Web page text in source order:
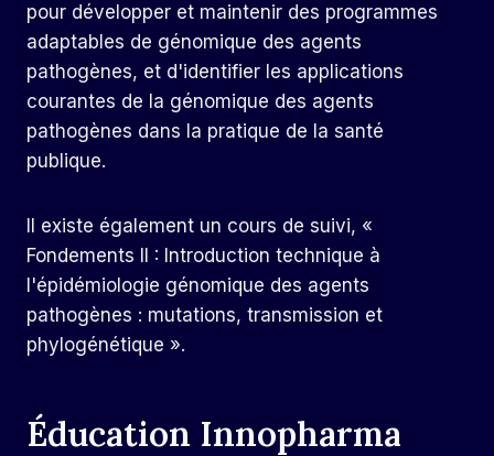
pour développer et maintenir des programmes
adaptables de génomique des agents
pathogènes, et d'identifier les applications
courantes de la génomique des agents
pathogènes dans la pratique de la santé
publique.
Il existe également un cours de suivi, «
Fondements II : Introduction technique à
l'épidémiologie génomique des agents
pathogènes : mutations, transmission et
phylogénétique ».
Éducation Innopharma